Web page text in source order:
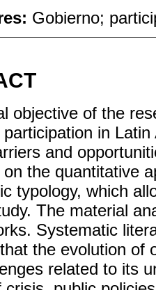
Gobierno;
objective of the
in
and
the quantitative
typology, which
The material
Systematic
the evolution of
related to its